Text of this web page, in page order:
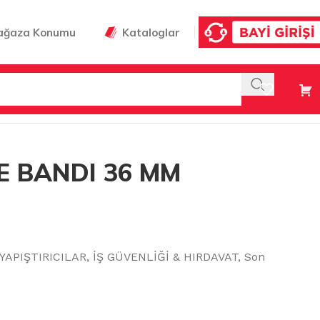
Konumu Kataloglar
BANDI 36 MM
, İŞ GÜVENLİĞİ & HIRDAVAT, Son